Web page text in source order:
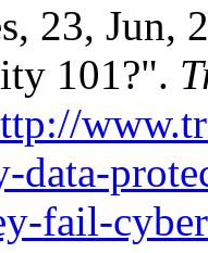
23, Jun,
101?".
data-
fail-